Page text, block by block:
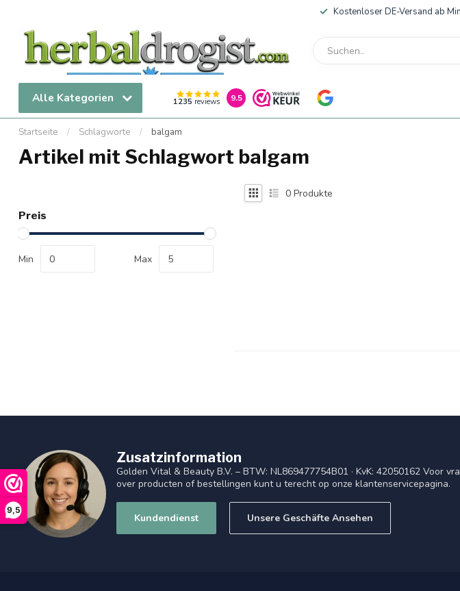
9,5
Kostenloser DE-Versand ab
Alle Kategorien 1235 reviews 9.5
Startseite / Schlagworte / balgam
Artikel mit Schlagwort balgam
Preis
Min Max
0 Produkte
Zusatzinformation
Golden Vital & Beauty B.V. – BTW: NL869477754B01 · KvK: 42050162 Voor
over producten of bestellingen kunt u terecht op onze klantenservicepagina.
Kundendienst Unsere Geschäfte Ansehen